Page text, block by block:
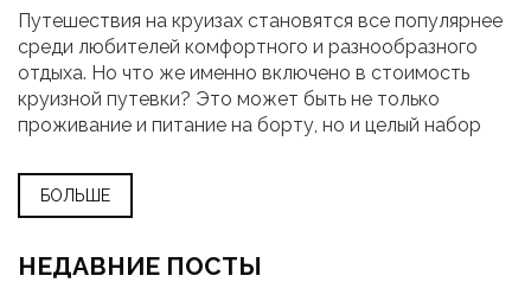
Путешествия на круизах становятся все популярнее
среди любителей комфортного и разнообразного
отдыха. Но что же именно включено в стоимость
круизной путевки? Это может быть не только
проживание и питание на борту, но и целый набор
входит в стандартный пакет услуг и какие
дополнительные возможности могут предложить
БОЛЬШЕ
НЕДАВНИЕ ПОСТЫ